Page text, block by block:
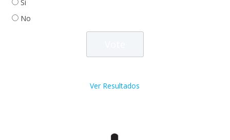
Si
No
Ver Resultados